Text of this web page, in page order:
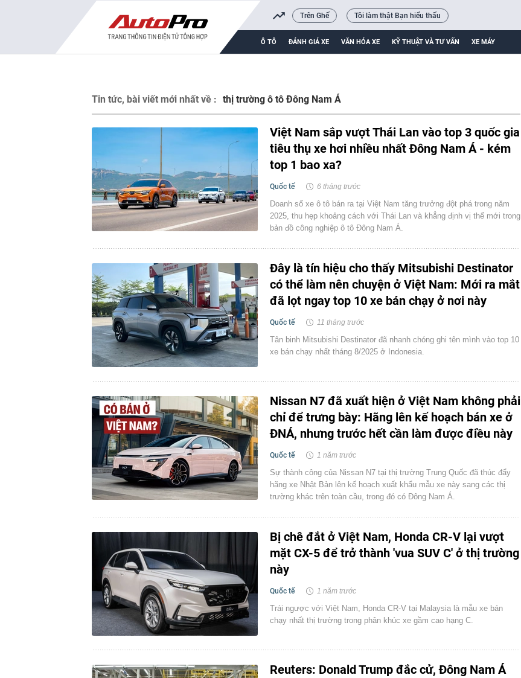
Trên Ghế Tôi làm thật Bạn hiểu thấu
Ô TÔ ĐÁNH GIÁ XE VĂN HÓA XE KỸ THUẬT VÀ TƯ VẤN XE MÁY
Tin tức, bài viết mới nhất về : thị trường ô tô Đông Nam Á
Việt Nam sắp vượt Thái Lan vào top 3 quốc gia
tiêu thụ xe hơi nhiều nhất Đông Nam Á - kém
top 1 bao xa?
Quốc tế 6 tháng trước
Doanh số xe ô tô bán ra tại Việt Nam tăng trưởng đột phá trong năm
2025, thu hẹp khoảng cách với Thái Lan và khẳng định vị thế mới trong
bản đồ công nghiệp ô tô Đông Nam Á.
Đây là tín hiệu cho thấy Mitsubishi Destinator
có thể làm nên chuyện ở Việt Nam: Mới ra mắt
đã lọt ngay top 10 xe bán chạy ở nơi này
Quốc tế 11 tháng trước
Tân binh Mitsubishi Destinator đã nhanh chóng ghi tên mình vào top 10
xe bán chạy nhất tháng 8/2025 ở Indonesia.
Nissan N7 đã xuất hiện ở Việt Nam không phải
chỉ để trưng bày: Hãng lên kế hoạch bán xe ở
ĐNÁ, nhưng trước hết cần làm được điều này
Quốc tế 1 năm trước
Sự thành công của Nissan N7 tại thị trường Trung Quốc đã thúc đẩy
hãng xe Nhật Bản lên kế hoạch xuất khẩu mẫu xe này sang các thị
trường khác trên toàn cầu, trong đó có Đông Nam Á.
Bị chê đắt ở Việt Nam, Honda CR-V lại vượt
mặt CX-5 để trở thành 'vua SUV C' ở thị trường
này
Quốc tế 1 năm trước
Trái ngược với Việt Nam, Honda CR-V tại Malaysia là mẫu xe bán
chạy nhất thị trường trong phân khúc xe gầm cao hạng C.
Reuters: Donald Trump đắc cử, Đông Nam Á